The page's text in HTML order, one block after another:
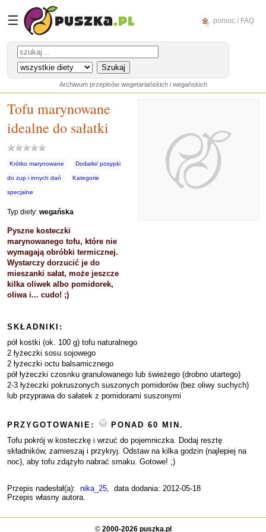
☰ pomoc / FAQ
Archiwum przepisów wegetariańskich i wegańskich
Tofu marynowane
idealne do sałatki
Krótko marynowane Dodatki/ posypki
do zup i innych dań Kategorie
specjalne
Typ diety: wegańska
Pyszne kosteczki
marynowanego tofu, które nie
wymagają obróbki termicznej.
Wystarczy dorzucić je do
mieszanki sałat, może jeszcze
kilka oliwek albo pomidorek,
oliwa i... cudo! ;)
SKŁADNIKI:
pół kostki (ok. 100 g) tofu naturalnego
2 łyżeczki sosu sojowego
2 łyżeczki octu balsamicznego
pół łyżeczki czosnku granulowanego lub świeżego (drobno utartego)
2-3 łyżeczki pokruszonych suszonych pomidorów (bez oliwy suchych)
lub przyprawa do sałatek z pomidorami suszonymi
PRZYGOTOWANIE:
PONAD 60 MIN.
Tofu pokrój w kosteczkę i wrzuć do pojemniczka. Dodaj resztę
składników, zamieszaj i przykryj. Odstaw na kilka godzin (najlepiej na
noc), aby tofu zdążyło nabrać smaku. Gotowe! ;)
Przepis nadesłał(a): nika_25, data dodania: 2012-05-18
Przepis własny autora.
© 2000-2026 puszka.pl